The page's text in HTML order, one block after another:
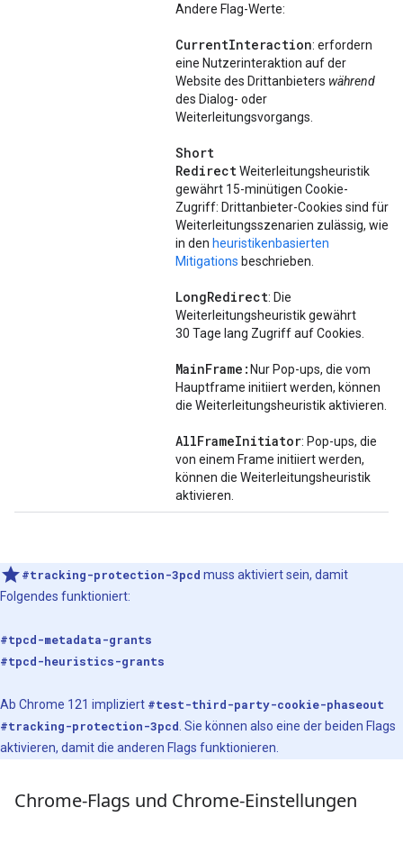
Andere Flag-Werte:
CurrentInteraction: erfordern
eine Nutzerinteraktion auf der
Website des Drittanbieters während
des Dialog- oder
Weiterleitungsvorgangs.
Short
Redirect Weiterleitungsheuristik
gewährt 15-minütigen Cookie-
Zugriff: Drittanbieter-Cookies sind für
Weiterleitungsszenarien zulässig, wie
in den heuristikenbasierten
Mitigations beschrieben.
LongRedirect: Die
Weiterleitungsheuristik gewährt
30 Tage lang Zugriff auf Cookies.
MainFrame:Nur Pop-ups, die vom
Hauptframe initiiert werden, können
die Weiterleitungsheuristik aktivieren.
AllFrameInitiator: Pop-ups, die
von einem Frame initiiert werden,
können die Weiterleitungsheuristik
aktivieren.
#tracking-protection-3pcd muss aktiviert sein, damit
Folgendes funktioniert:
#tpcd-metadata-grants
#tpcd-heuristics-grants
Ab Chrome 121 impliziert #test-third-party-cookie-phaseout
#tracking-protection-3pcd . Sie können also eine der beiden Flags
aktivieren, damit die anderen Flags funktionieren.
Chrome-Flags und Chrome-Einstellungen